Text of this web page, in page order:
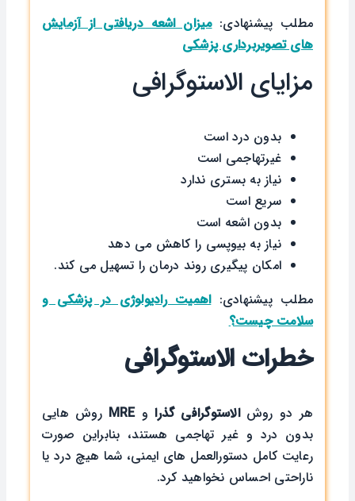
مطلب پیشنهادی: میزان اشعه دریافتی از آزمایش
های تصویربرداری پزشکی
مزایای الاستوگرافی
بدون درد است
غیرتهاجمی است
نیاز به بستری ندارد
سریع است
بدون اشعه است
نیاز به بیوپسی را کاهش می دهد
امکان پیگیری روند درمان را تسهیل می کند.
مطلب پیشنهادی: اهمیت رادیولوژی در پزشکی و
سلامت چیست؟
خطرات الاستوگرافی
هر دو روشالاستوگرافیگذراوMREروش هایی
بدون درد و غیر تهاجمی هستند، بنابراین صورت
رعایت کامل دستورالعمل ‌های ایمنی، شما هیچ درد یا
ناراحتی احساس نخواهید کرد.